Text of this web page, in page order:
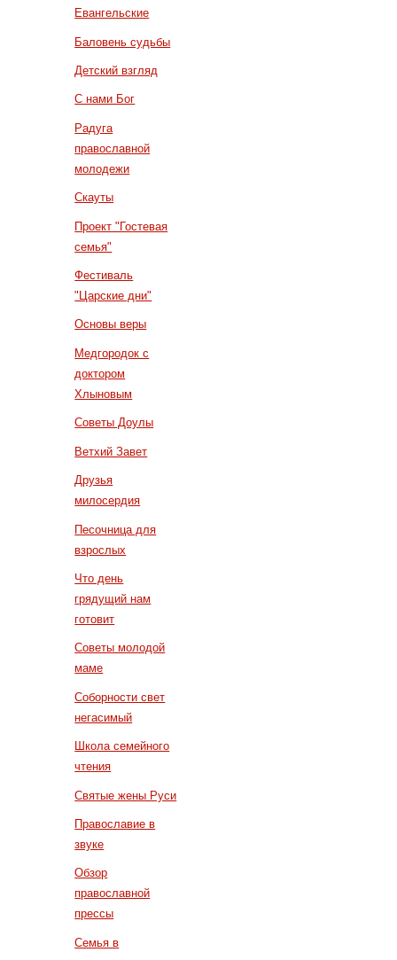
Евангельские
Баловень судьбы
Детский взгляд
С нами Бог
Радуга
православной
молодежи
Скауты
Проект "Гостевая
семья"
Фестиваль
"Царские дни"
Основы веры
Медгородок с
доктором
Хлыновым
Советы Доулы
Ветхий Завет
Друзья
милосердия
Песочница для
взрослых
Что день
грядущий нам
готовит
Советы молодой
маме
Соборности свет
негасимый
Школа семейного
чтения
Святые жены Руси
Православие в
звуке
Обзор
православной
прессы
Семья в